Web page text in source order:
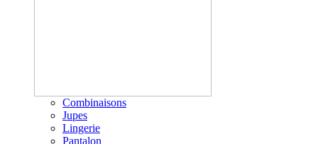
Combinaisons
Jupes
Lingerie
Pantalon